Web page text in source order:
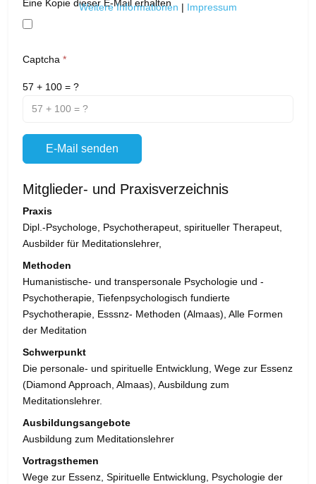
Eine Kopie dieser E-Mail erhalten
Captcha *
57 + 100 = ?
E-Mail senden
Mitglieder- und Praxisverzeichnis
Praxis
Dipl.-Psychologe, Psychotherapeut, spiritueller Therapeut,
Ausbilder für Meditationslehrer,
Methoden
Humanistische- und transpersonale Psychologie und -
Psychotherapie, Tiefenpsychologisch fundierte
Psychotherapie, Esssnz- Methoden (Almaas), Alle Formen
der Meditation
Schwerpunkt
Die personale- und spirituelle Entwicklung, Wege zur Essenz
(Diamond Approach, Almaas), Ausbildung zum
Meditationslehrer.
Ausbildungsangebote
Ausbildung zum Meditationslehrer
Vortragsthemen
Wege zur Essenz, Spirituelle Entwicklung, Psychologie der
Weitere Informationen | Impressum